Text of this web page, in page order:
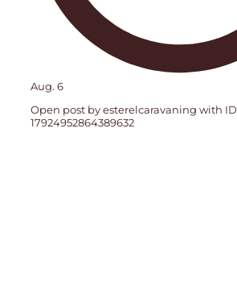
Aug. 6
Open post by esterelcaravaning with ID
17924952864389632